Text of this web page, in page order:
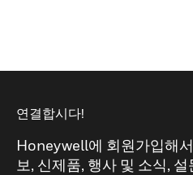
연결합시다!
Honeywell에 회원가입해
보, 신제품, 행사 및 소식,